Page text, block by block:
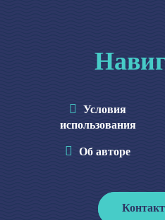
Условия
использования
Об авторе